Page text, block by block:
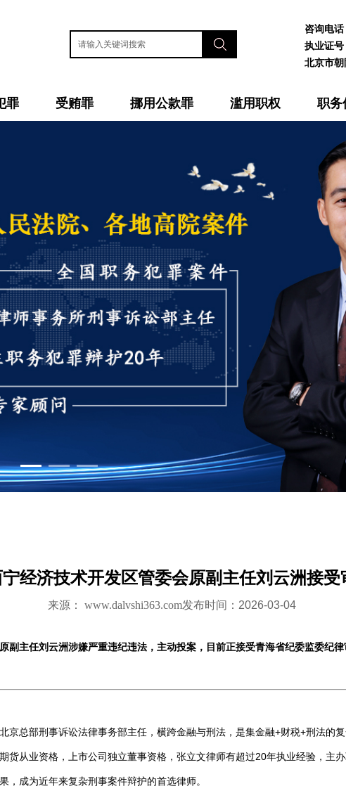
咨询电话
执业证号
北京市朝
罪 受贿罪 挪用公款罪 滥用职权 职务
1 2 3
经济技术开发区管委会原副主任刘云洲接受
来源： www.dalvshi363.com发布时间：2026-03-04
副主任刘云洲涉嫌严重违纪违法，主动投案，目前正接受青海省纪委监委纪律
京总部刑事诉讼法律事务部主任，横跨金融与刑法，是集金融+财税+刑法的
货从业资格，上市公司独立董事资格，张立文律师有超过20年执业经验，主
，成为近年来复杂刑事案件辩护的首选律师。